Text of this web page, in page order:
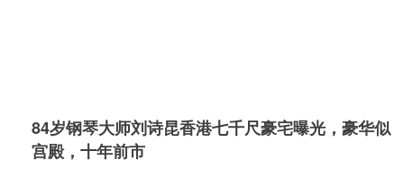
84岁钢琴大师刘诗昆香港七千尺豪宅曝光，豪华似
宫殿，十年前市